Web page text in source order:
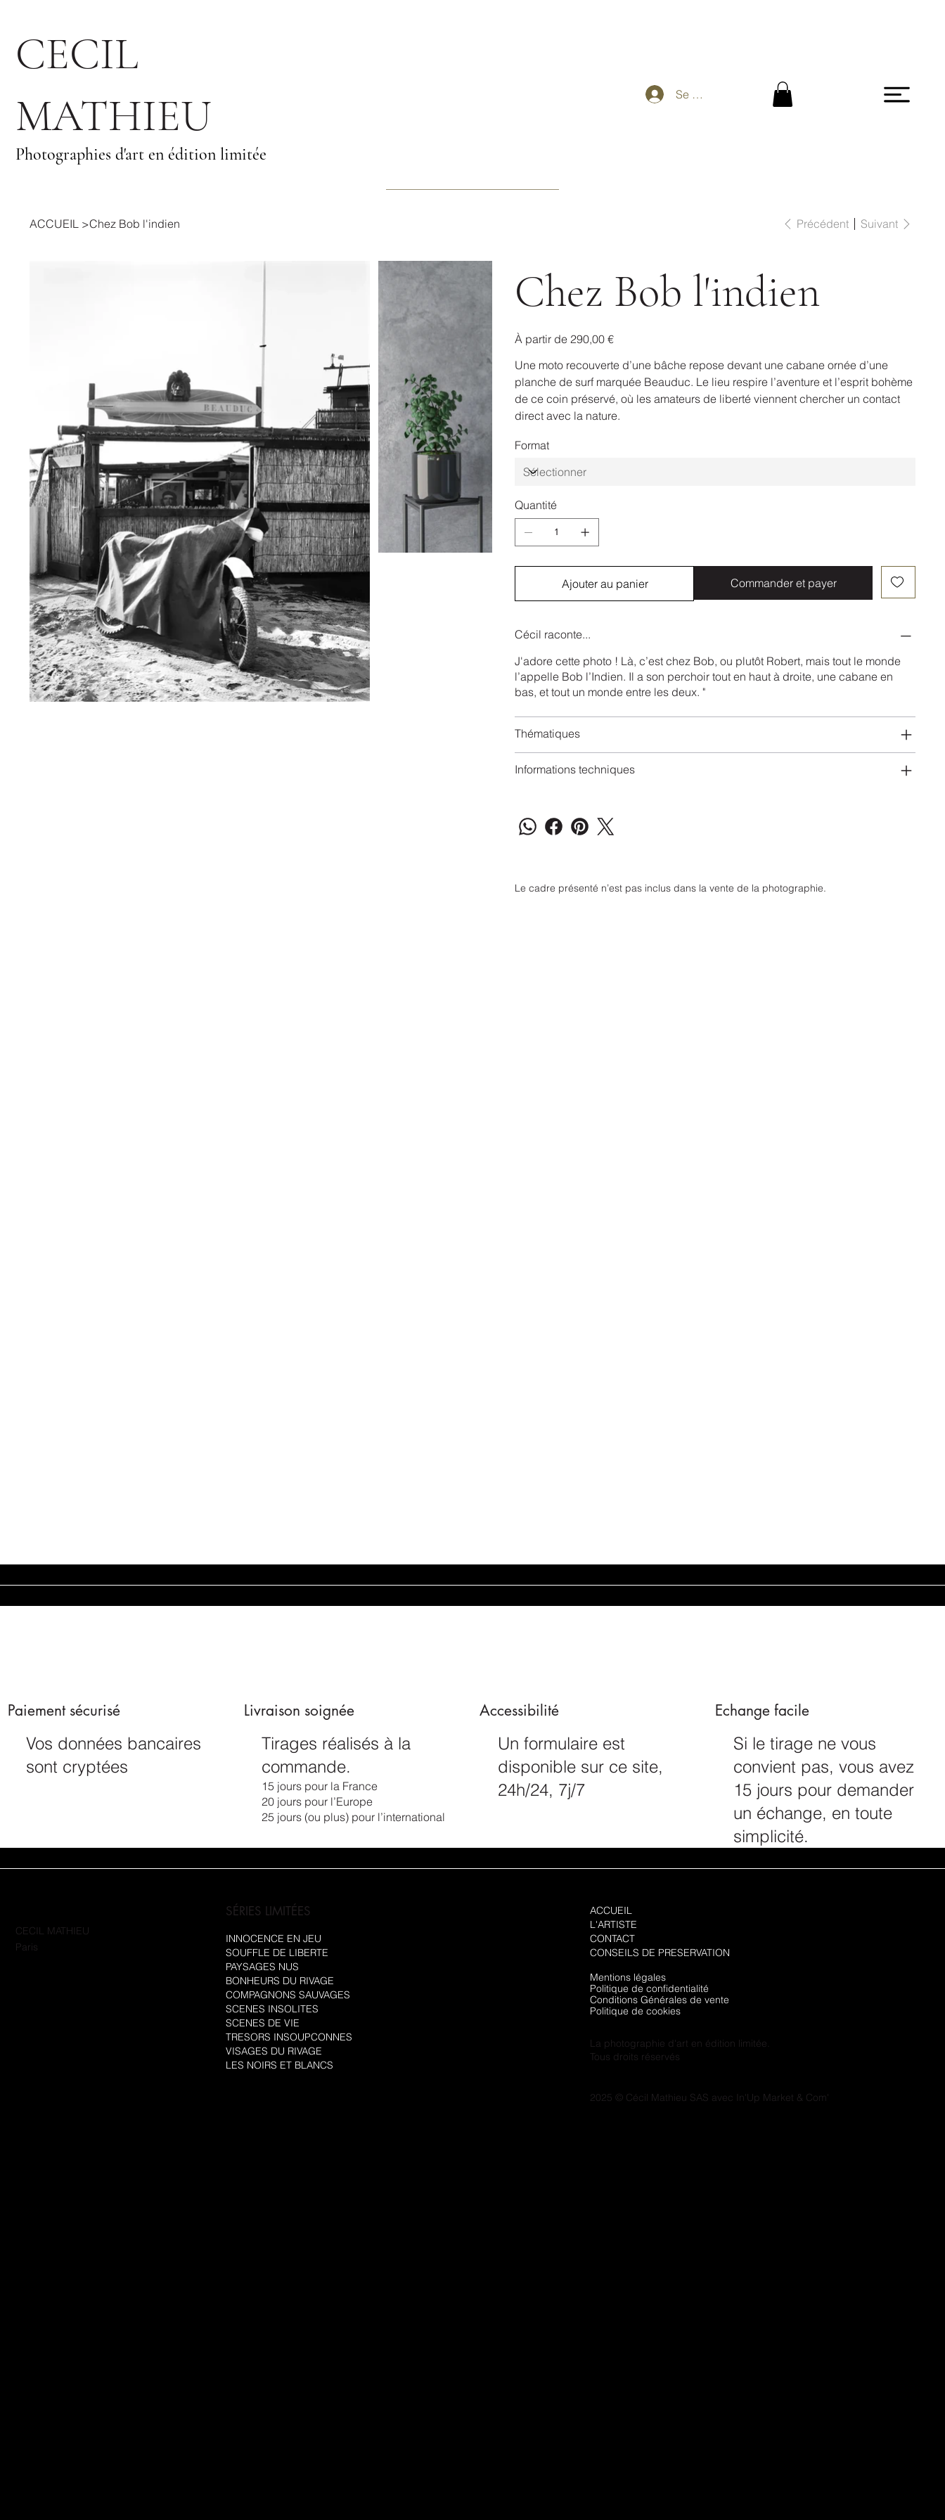
CECIL
MATHIEU
Photographies d'art en édition limitée
Se connecter
ACCUEIL >Chez Bob l'indien Précédent Suivant
Chez Bob l'indien
À partir de Prix
290,00 €
Une moto recouverte d’une bâche repose devant une cabane ornée d’une
planche de surf marquée Beauduc. Le lieu respire l’aventure et l’esprit bohème
de ce coin préservé, où les amateurs de liberté viennent chercher un contact
direct avec la nature.
Format
Quantité
Ajouter au panier Commander et payer
Cécil raconte...
J'adore cette photo ! Là, c’est chez Bob, ou plutôt Robert, mais tout le monde
l’appelle Bob l’Indien. Il a son perchoir tout en haut à droite, une cabane en
bas, et tout un monde entre les deux. "
Thématiques
Informations techniques
Le cadre présenté n’est pas inclus dans la vente de la photographie.
Paiement sécurisé
Vos données bancaires
sont cryptées
Livraison soignée
Tirages réalisés à la
commande.
15 jours pour la France
20 jours pour l’Europe
25 jours (ou plus) pour l’international
Accessibilité
Un formulaire est
disponible sur ce site,
24h/24, 7j/7
Echange facile
Si le tirage ne vous
convient pas, vous avez
15 jours pour demander
un échange, en toute
simplicité.
CECIL MATHIEU
Paris
SÉRIES LIMITÉES
INNOCENCE EN JEU
SOUFFLE DE LIBERTE
PAYSAGES NUS
BONHEURS DU RIVAGE
COMPAGNONS SAUVAGES
SCENES INSOLITES
SCENES DE VIE
TRESORS INSOUPCONNES
VISAGES DU RIVAGE
LES NOIRS ET BLANCS
ACCUEIL
L'ARTISTE
CONTACT
CONSEILS DE PRESERVATION
Mentions légales
Politique de confidentialité
Conditions Générales de vente
Politique de cookies
La photographie d'art en édition limitée.
Tous droits réservés
2025 © Cécil Mathieu SAS avec In'Up Market & Com'